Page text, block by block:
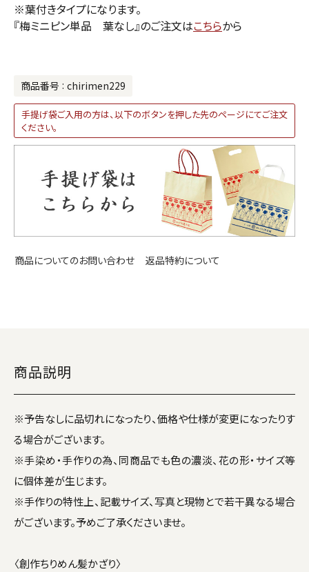
※葉付きタイプになります。
『梅ミニピン単品 葉なし』のご注文はこちらから
商品番号 chirimen229
手提げ袋ご入用の方は、以下のボタンを押した先のページにてご注文
ください。
商品についてのお問い合わせ 返品特約について
商品説明
※予告なしに品切れになったり、価格や仕様が変更になったりす
る場合がございます。
※手染め・手作りの為、同商品でも色の濃淡、花の形・サイズ等
に個体差が生じます。
※手作りの特性上、記載サイズ、写真と現物とで若干異なる場合
がございます。予めご了承くださいませ。
〈創作ちりめん髪かざり〉